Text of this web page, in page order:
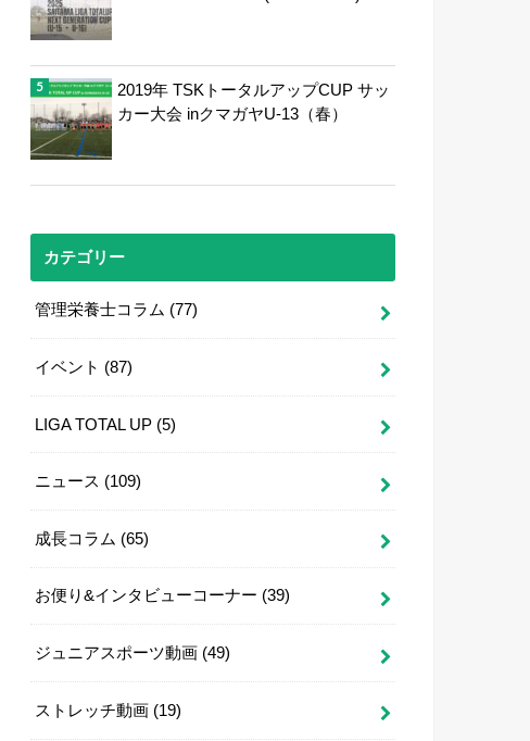
2019年 TSKトータルアップCUP サッ
カー大会 inクマガヤU-13（春）
カテゴリー
管理栄養士コラム (77)
イベント (87)
LIGA TOTAL UP (5)
ニュース (109)
成長コラム (65)
お便り&インタビューコーナー (39)
ジュニアスポーツ動画 (49)
ストレッチ動画 (19)